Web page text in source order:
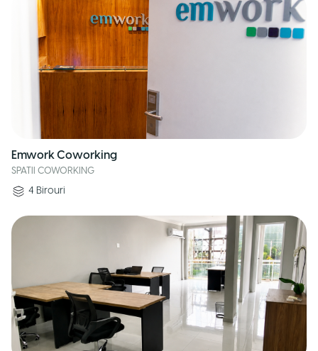
Emwork Coworking
SPATII COWORKING
4 Birouri